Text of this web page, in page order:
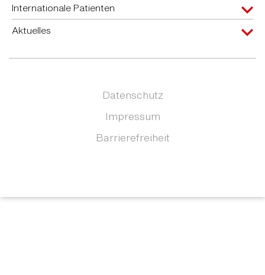
Internationale Patienten
Aktuelles
Datenschutz
Impressum
Barrierefreiheit